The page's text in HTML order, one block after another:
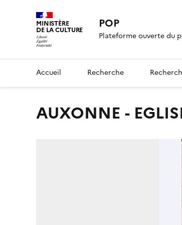
MINISTÈRE
DE LA CULTURE POP
Plateforme ouverte du
Accueil Recherche
AUXONNE -